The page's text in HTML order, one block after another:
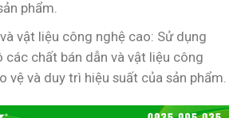
phẩm.
vật liệu công nghệ cao: Sử dụng
các chất bán dẫn và vật liệu công
vệ và duy trì hiệu suất của sản phẩm.